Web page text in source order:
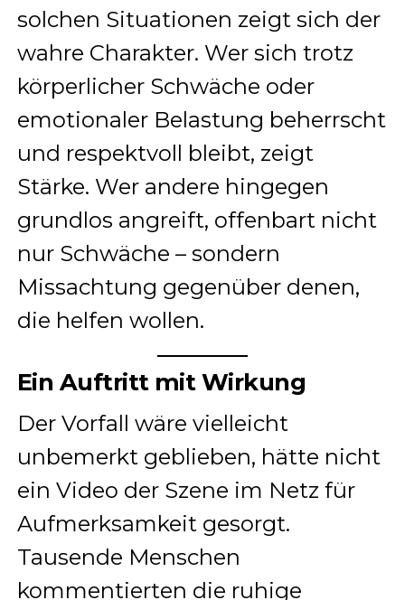
solchen Situationen zeigt sich der
wahre Charakter. Wer sich trotz
körperlicher Schwäche oder
emotionaler Belastung beherrscht
und respektvoll bleibt, zeigt
Stärke. Wer andere hingegen
grundlos angreift, offenbart nicht
nur Schwäche – sondern
Missachtung gegenüber denen,
die helfen wollen.
Ein Auftritt mit Wirkung
Der Vorfall wäre vielleicht
unbemerkt geblieben, hätte nicht
ein Video der Szene im Netz für
Aufmerksamkeit gesorgt.
Tausende Menschen
kommentierten die ruhige